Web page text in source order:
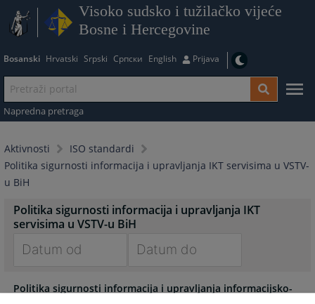
Visoko sudsko i tužilačko vijeće
Bosne i Hercegovine
Bosanski Hrvatski Srpski Српски English Prijava
Napredna pretraga
Aktivnosti
ISO standardi
Politika sigurnosti informacija i upravljanja IKT servisima u VSTV-
u BiH
Politika sigurnosti informacija i upravljanja IKT
servisima u VSTV-u BiH
forward
forward
Politika sigurnosti informacija i upravljanja informacijsko-